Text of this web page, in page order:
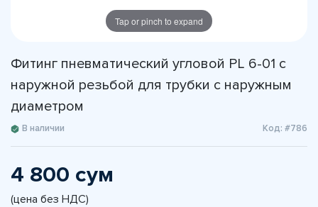
Tap or pinch to expand
Фитинг пневматический угловой PL 6-01 с
наружной резьбой для трубки с наружным
диаметром
В наличии Код: #786
4 800 сум
(цена без НДС)